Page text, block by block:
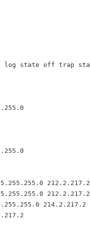
0 log state off trap
212.2.217.2
212.2.217.2
214.2.217.2